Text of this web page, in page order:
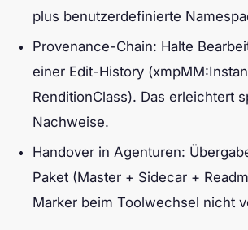
plus benutzerdefinierte
Provenance-Chain: Halte
einer Edit-History
RenditionClass). Das erleichtert
Nachweise.
Handover in Agenturen:
Paket (Master + Sidecar +
Marker beim Toolwechsel nicht